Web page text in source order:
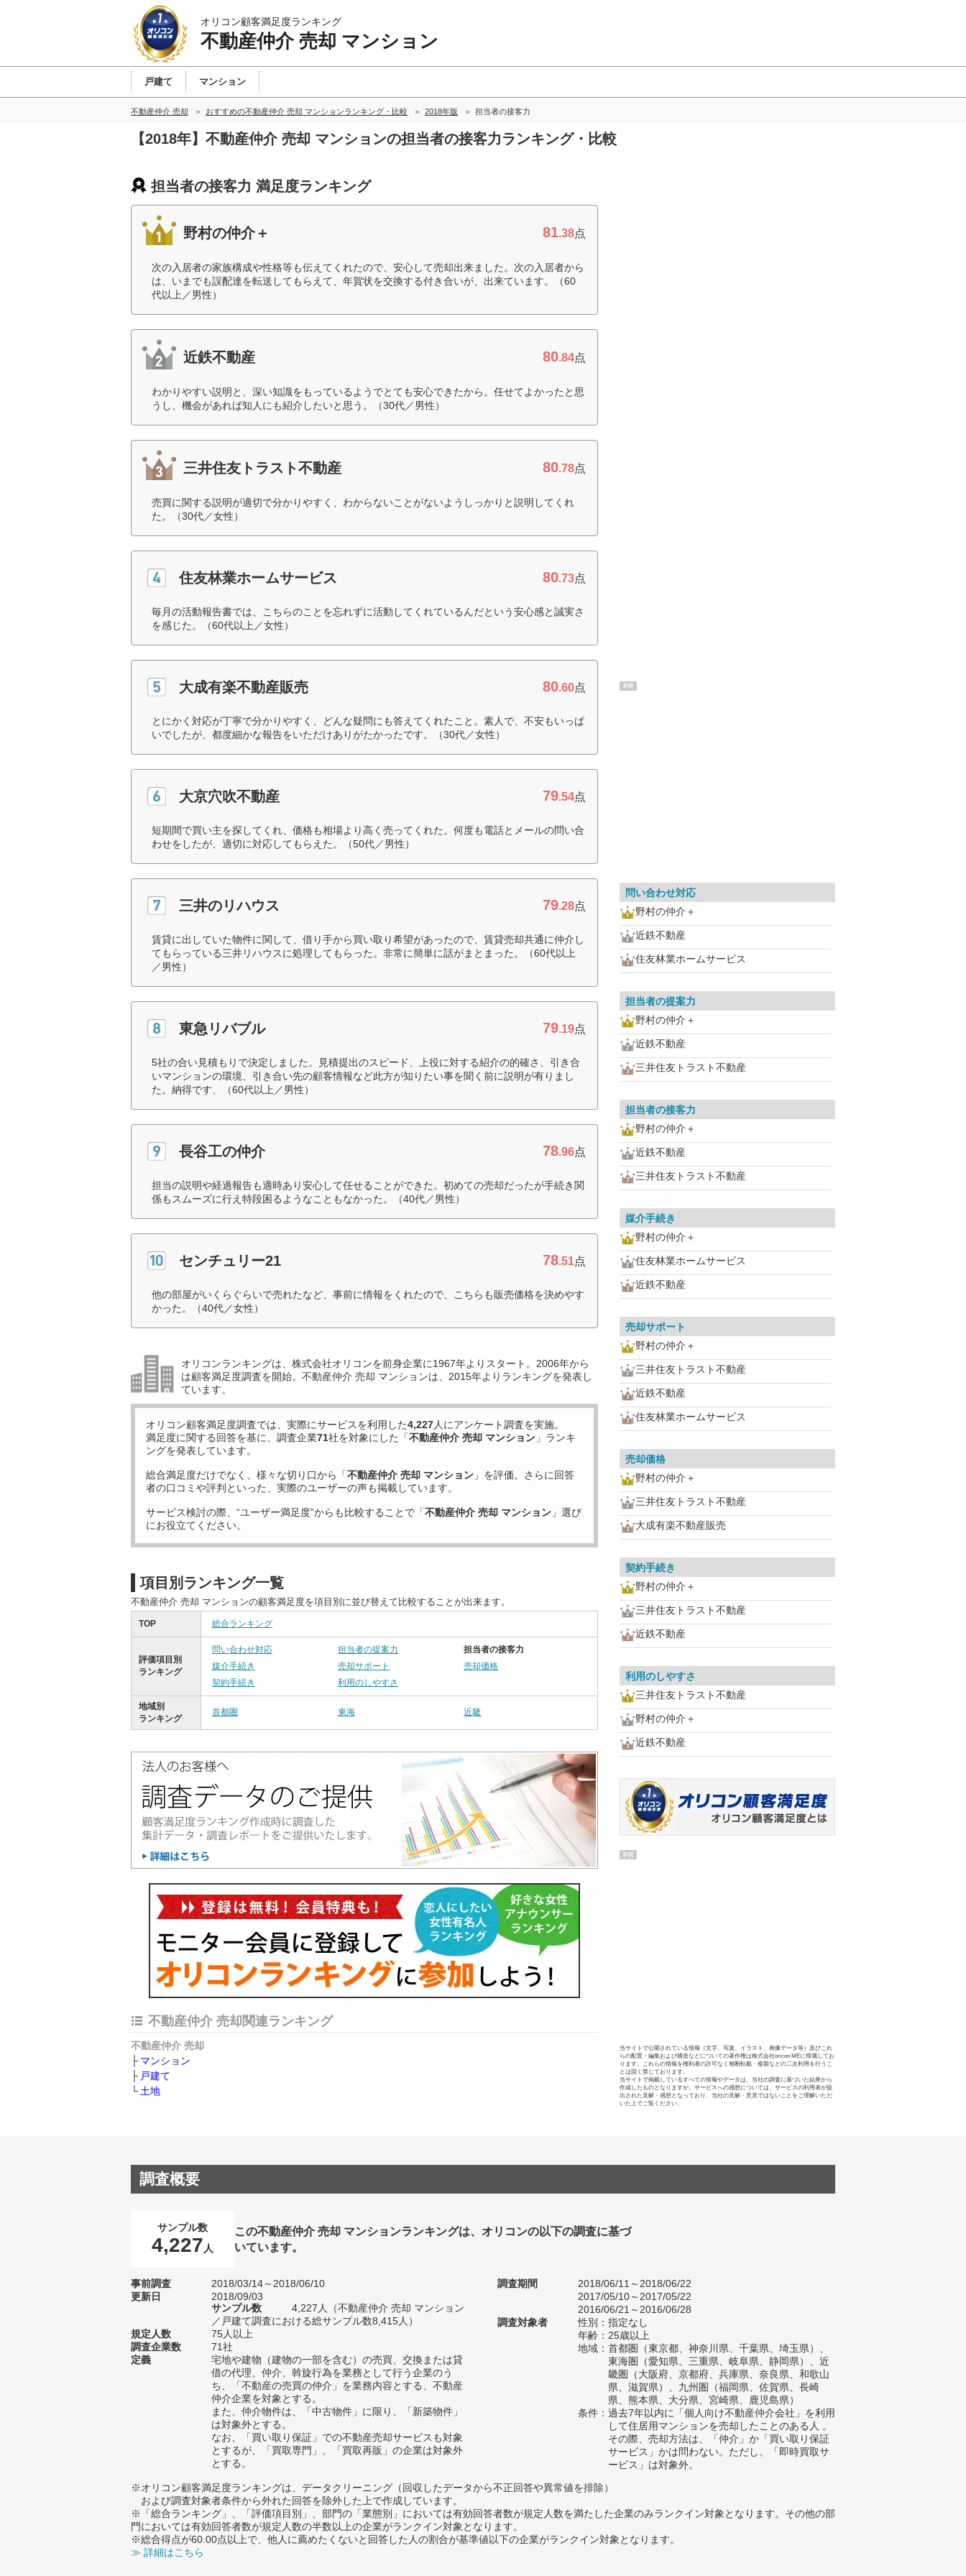
オリコン顧客満足度ランキング
不動産仲介 売却 マンション
戸建て マンション
不動産仲介 売却 おすすめの不動産仲介 売却 マンションランキング・比較 2018年版 担当者の接客力
【2018年】不動産仲介 売却 マンションの担当者の接客力ランキング・比較
担当者の接客力 満足度ランキング
野村の仲介＋ 81.38点
次の入居者の家族構成や性格等も伝えてくれたので、安心して売却出来ました。次の入居者から
は、いまでも誤配達を転送してもらえて、年賀状を交換する付き合いが、出来ています。（60
代以上／男性）
近鉄不動産 80.84点
わかりやすい説明と、深い知識をもっているようでとても安心できたから。任せてよかったと思
うし、機会があれば知人にも紹介したいと思う。（30代／男性）
三井住友トラスト不動産 80.78点
売買に関する説明が適切で分かりやすく、わからないことがないようしっかりと説明してくれ
た。（30代／女性）
住友林業ホームサービス 80.73点
毎月の活動報告書では、こちらのことを忘れずに活動してくれているんだという安心感と誠実さ
を感じた。（60代以上／女性）
大成有楽不動産販売 80.60点
とにかく対応が丁寧で分かりやすく、どんな疑問にも答えてくれたこと。素人で、不安もいっぱ
いでしたが、都度細かな報告をいただけありがたかったです。（30代／女性）
大京穴吹不動産 79.54点
短期間で買い主を探してくれ、価格も相場より高く売ってくれた。何度も電話とメールの問い合
わせをしたが、適切に対応してもらえた。（50代／男性）
三井のリハウス 79.28点
賃貸に出していた物件に関して、借り手から買い取り希望があったので、賃貸売却共通に仲介し
てもらっている三井リハウスに処理してもらった。非常に簡単に話がまとまった。（60代以上
／男性）
東急リバブル 79.19点
5社の合い見積もりで決定しました。見積提出のスピード、上役に対する紹介の的確さ、引き合
いマンションの環境、引き合い先の顧客情報など此方が知りたい事を聞く前に説明が有りまし
た。納得です、（60代以上／男性）
長谷工の仲介 78.96点
担当の説明や経過報告も適時あり安心して任せることができた。初めての売却だったが手続き関
係もスムーズに行え特段困るようなこともなかった。（40代／男性）
センチュリー21 78.51点
他の部屋がいくらぐらいで売れたなど、事前に情報をくれたので、こちらも販売価格を決めやす
かった。（40代／女性）
オリコンランキングは、株式会社オリコンを前身企業に1967年よりスタート。2006年から
は顧客満足度調査を開始。不動産仲介 売却 マンションは、2015年よりランキングを発表し
ています。
オリコン顧客満足度調査では、実際にサービスを利用した4,227人にアンケート調査を実施。
満足度に関する回答を基に、調査企業71社を対象にした「不動産仲介 売却 マンション 」ランキ
ングを発表しています。
総合満足度だけでなく、様々な切り口から「不動産仲介 売却 マンション 」を評価。さらに回答
者の口コミや評判といった、実際のユーザーの声も掲載しています。
サービス検討の際、“ユーザー満足度”からも比較することで「不動産仲介 売却 マンション 」選び
にお役立てください。
項目別ランキング一覧
不動産仲介 売却 マンションの顧客満足度を項目別に並び替えて比較することが出来ます。
TOP 総合ランキング
評価項目別
ランキング
問い合わせ対応 担当者の提案力
担当者の接客力
媒介手続き
売却サポート
売却価格
契約手続き
利用のしやすさ
地域別
ランキング
首都圏 東海 近畿
不動産仲介 売却関連ランキング
不動産仲介 売却
マンション
戸建て
土地
PR
問い合わせ対応
野村の仲介＋
近鉄不動産
住友林業ホームサービス
担当者の提案力
野村の仲介＋
近鉄不動産
三井住友トラスト不動産
担当者の接客力
野村の仲介＋
近鉄不動産
三井住友トラスト不動産
媒介手続き
野村の仲介＋
住友林業ホームサービス
近鉄不動産
売却サポート
野村の仲介＋
三井住友トラスト不動産
近鉄不動産
住友林業ホームサービス
売却価格
野村の仲介＋
三井住友トラスト不動産
大成有楽不動産販売
契約手続き
野村の仲介＋
三井住友トラスト不動産
近鉄不動産
利用のしやすさ
三井住友トラスト不動産
野村の仲介＋
近鉄不動産
PR
当サイトで公開されている情報（文字、写真、イラスト、画像データ等）及びこれ
らの配置・編集および構造などについての著作権は株式会社oricon MEに帰属してお
ります。これらの情報を権利者の許可なく無断転載・複製などの二次利用を行うこ
とは固く禁じております。
当サイトで掲載しているすべての情報やデータは、当社の調査に基づいた結果から
作成したものとなりますが、サービスへの感想については、サービスの利用者が提
出された見解・感想となっており、当社の見解・意見ではないことをご理解いただ
いた上でご覧ください。
調査概要
サンプル数
4,227 人
この不動産仲介 売却 マンションランキングは、オリコンの以下の調査に基づ
いています。
事前調査
2018/03/14～2018/06/10
更新日
2018/09/03
サンプル数
4,227人（不動産仲介 売却 マンション
／戸建て調査における総サンプル数8,415人）
規定人数
75人以上
調査企業数
71社
定義
宅地や建物（建物の一部を含む）の売買、交換または貸
借の代理、仲介、斡旋行為を業務として行う企業のう
ち、「不動産の売買の仲介」を業務内容とする、不動産
仲介企業を対象とする。
また、仲介物件は、「中古物件」に限り、「新築物件」
は対象外とする。
なお、「買い取り保証」での不動産売却サービスも対象
とするが、「買取専門」、「買取再販」の企業は対象外
とする。
調査期間
2018/06/11～2018/06/22
2017/05/10～2017/05/22
2016/06/21～2016/06/28
調査対象者
性別：指定なし
年齢：25歳以上
地域：首都圏（東京都、神奈川県、千葉県、埼玉県）、
東海圏（愛知県、三重県、岐阜県、静岡県）、近
畿圏（大阪府、京都府、兵庫県、奈良県、和歌山
県、滋賀県）、九州圏（福岡県、佐賀県、長崎
県、熊本県、大分県、宮崎県、鹿児島県）
条件：過去7年以内に「個人向け不動産仲介会社」を利用
して住居用マンションを売却したことのある人 。
その際、売却方法は、「仲介」か「買い取り保証
サービス」かは問わない。ただし、「即時買取サ
ービス」は対象外。
※オリコン顧客満足度ランキングは、データクリーニング（回収したデータから不正回答や異常値を排除）
および調査対象者条件から外れた回答を除外した上で作成しています。
※「総合ランキング」、「評価項目別」、部門の「業態別」においては有効回答者数が規定人数を満たした企業のみランクイン対象となります。その他の部
門においては有効回答者数が規定人数の半数以上の企業がランクイン対象となります。
※総合得点が60.00点以上で、他人に薦めたくないと回答した人の割合が基準値以下の企業がランクイン対象となります。
≫ 詳細はこちら